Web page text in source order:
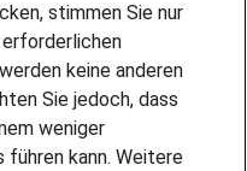
stimmen Sie nur
keine anderen
Sie jedoch, dass
weniger
kann. Weitere